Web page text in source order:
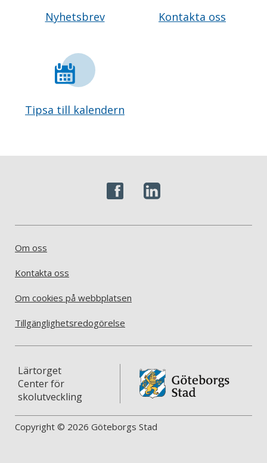
Nyhetsbrev Kontakta oss
Tipsa till kalendern
Om oss
Kontakta oss
Om cookies på webbplatsen
Tillgänglighetsredogörelse
Lärtorget
Center för
skolutveckling
Copyright © 2026 Göteborgs Stad